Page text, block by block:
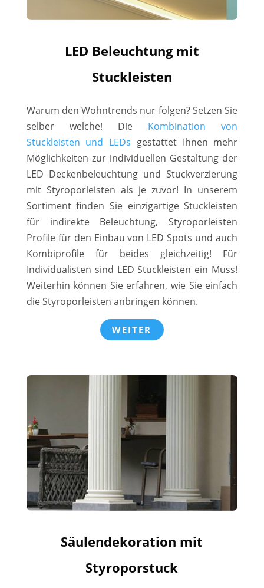
LED Beleuchtung mit
Stuckleisten
Warum den Wohntrends nur folgen? Setzen Sie
selber welche! Die Kombination von
Stuckleisten und LEDs gestattet Ihnen mehr
Möglichkeiten zur individuellen Gestaltung der
LED Deckenbeleuchtung und Stuckverzierung
mit Styroporleisten als je zuvor! In unserem
Sortiment finden Sie einzigartige Stuckleisten
für indirekte Beleuchtung, Styroporleisten
Profile für den Einbau von LED Spots und auch
Kombiprofile für beides gleichzeitig! Für
Individualisten sind LED Stuckleisten ein Muss!
Weiterhin können Sie erfahren, wie Sie einfach
die Styroporleisten anbringen können.
WEITER
Säulendekoration mit
Styroporstuck